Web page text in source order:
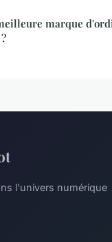
marque
l'univers numérique